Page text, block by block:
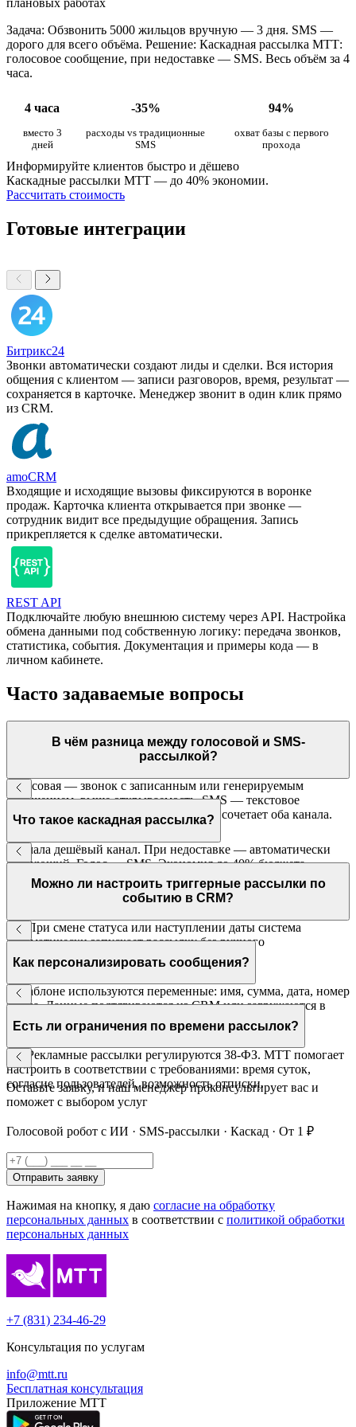
Задача: Обзвонить 5000 жильцов вручную — 3 дня. SMS —
дорого для всего объёма. Решение: Каскадная рассылка МТТ:
голосовое сообщение, при недоставке — SMS. Весь объём за 4
часа.
4 часа -35% 94%
вместо 3
дней
расходы vs традиционные
SMS
охват базы с первого
прохода
Информируйте клиентов быстро и дёшево
Каскадные рассылки МТТ — до 40% экономии.
Рассчитать стоимость
Готовые интеграции
Битрикс24
Звонки автоматически создают лиды и сделки. Вся история
общения с клиентом — записи разговоров, время, результат —
сохраняется в карточке. Менеджер звонит в один клик прямо
из CRM.
amoCRM
Входящие и исходящие вызовы фиксируются в воронке
продаж. Карточка клиента открывается при звонке —
сотрудник видит все предыдущие обращения. Запись
прикрепляется к сделке автоматически.
REST API
Подключайте любую внешнюю систему через API. Настройка
обмена данными под собственную логику: передача звонков,
статистика, события. Документация и примеры кода — в
личном кабинете.
Часто задаваемые вопросы
В чём разница между голосовой и SMS-
рассылкой?
Голосовая — звонок с записанным или генерируемым
сообщением, выше открываемость. SMS — текстовое
сообщение, остаётся у клиента. Каскад сочетает оба канала.
Что такое каскадная рассылка?
Сначала дешёвый канал. При недоставке — автоматически
следующий. Голос → SMS. Экономия до 40% бюджета.
Можно ли настроить триггерные рассылки по
событию в CRM?
Да. При смене статуса или наступлении даты система
автоматически запускает рассылку без ручного
вмешательства.
Как персонализировать сообщения?
В шаблоне используются переменные: имя, сумма, дата, номер
заказа. Данные подтягиваются из CRM или загружаются в
CSV.
Есть ли ограничения по времени рассылок?
Да. Рекламные рассылки регулируются 38-ФЗ. МТТ помогает
настроить в соответствии с требованиями: время суток,
согласие пользователей, возможность отписки.
Оставьте заявку, и наш менеджер проконсультирует вас и
поможет с выбором услуг
Голосовой робот с ИИ · SMS-рассылки · Каскад · От 1 ₽
Отправить заявку
Нажимая на кнопку, я даю согласие на обработку
персональных данных в соответствии с политикой обработки
персональных данных
+7 (831) 234-46-29
Консультация по услугам
info@mtt.ru
Бесплатная консультация
Приложение МТТ